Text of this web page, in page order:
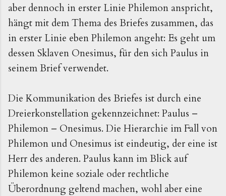
aber dennoch in erster Linie Philemon anspricht,
hängt mit dem Thema des Briefes zusammen, das
in erster Linie eben Philemon angeht: Es geht um
dessen Sklaven Onesimus, für den sich Paulus in
seinem Brief verwendet.
Die Kommunikation des Briefes ist durch eine
Dreierkonstellation gekennzeichnet: Paulus –
Philemon – Onesimus. Die Hierarchie im Fall von
Philemon und Onesimus ist eindeutig, der eine ist
Herr des anderen. Paulus kann im Blick auf
Philemon keine soziale oder rechtliche
Überordnung geltend machen, wohl aber eine